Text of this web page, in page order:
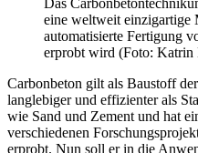
Das
eine weltweit einzigartige
automatisierte Fertigung
erprobt wird (Foto:
Carbonbeton gilt als Baustoff
langlebiger und effizienter als
wie Sand und Zement und hat
verschiedenen
erprobt. Nun soll er in die